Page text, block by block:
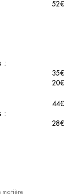
52€
:
35€
20€
44€
:
28€
matière